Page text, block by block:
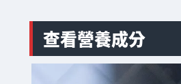
查看營養成分